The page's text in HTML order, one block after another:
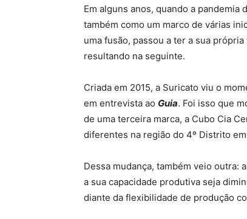
Em alguns anos, quando a
também como um marco de várias
uma fusão, passou a ter a sua
resultando na seguinte.
Criada em 2015, a Suricato viu o
em entrevista ao Guia. Foi isso que
de uma terceira marca, a Cubo Cia
diferentes na região do 4º Distrito
Dessa mudança, também veio outra:
a sua capacidade produtiva seja
diante da flexibilidade de produção